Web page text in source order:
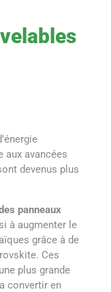
aux avancées
devenus plus
panneaux
à augmenter le
grâce à de
Ces
plus grande
convertir en